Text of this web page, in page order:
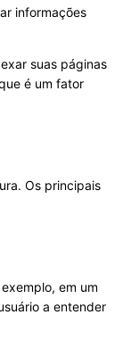
informações
suas páginas
é um fator
Os principais
em um
a entender